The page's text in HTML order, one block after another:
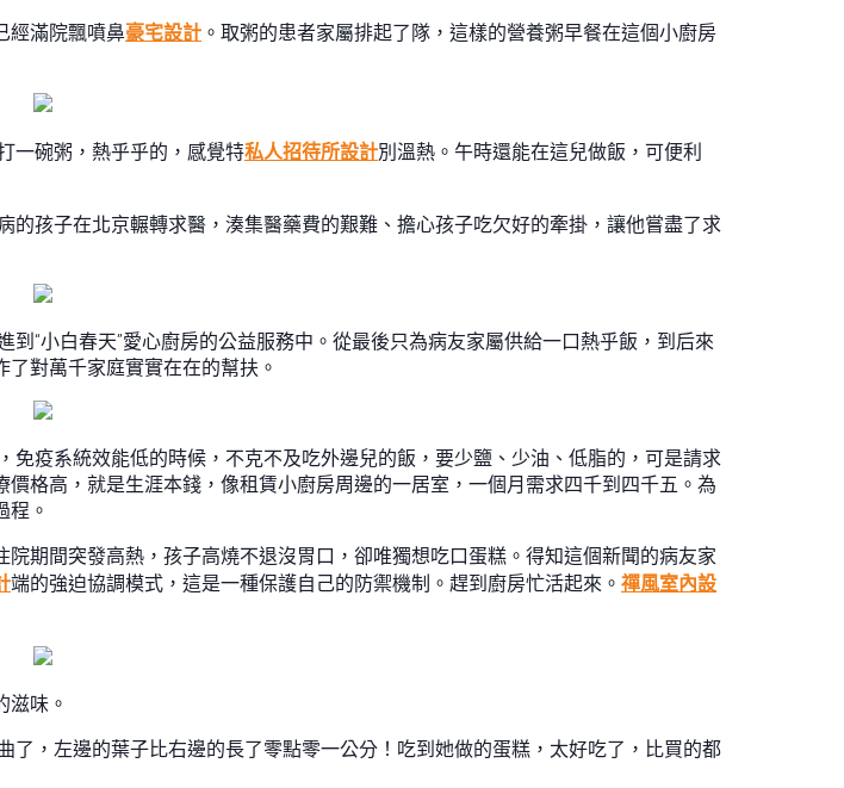
經滿院飄噴鼻豪宅設計 。取粥的患者家屬排起了隊，這樣的營養粥早餐在這個小廚房
一碗粥，熱乎乎的，感覺特私人招待所設計別溫熱。午時還能在這兒做飯，可便利
孩子在北京輾轉求醫，湊集醫藥費的艱難、擔心孩子吃欠好的牽掛，讓他嘗盡了求
“小白春天”愛心廚房的公益服務中。從最後只為病友家屬供給一口熱乎飯，到后來
對萬千家庭實實在在的幫扶。
疫系統效能低的時候，不克不及吃外邊兒的飯，要少鹽、少油、低脂的，可是請求
格高，就是生涯本錢，像租賃小廚房周邊的一居室，一個月需求四千到四千五。為
程。
期間突發高熱，孩子高燒不退沒胃口，卻唯獨想吃口蛋糕。得知這個新聞的病友家
端的強迫協調模式，這是一種保護自己的防禦機制。趕到廚房忙活起來。 禪風室內設
滋味。
，左邊的葉子比右邊的長了零點零一公分！吃到她做的蛋糕，太好吃了，比買的都